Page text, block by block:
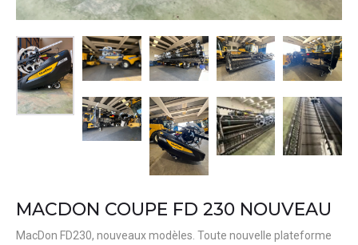
MACDON COUPE FD 230 NOUVEAU
MacDon FD230, nouveaux modèles. Toute nouvelle plateforme